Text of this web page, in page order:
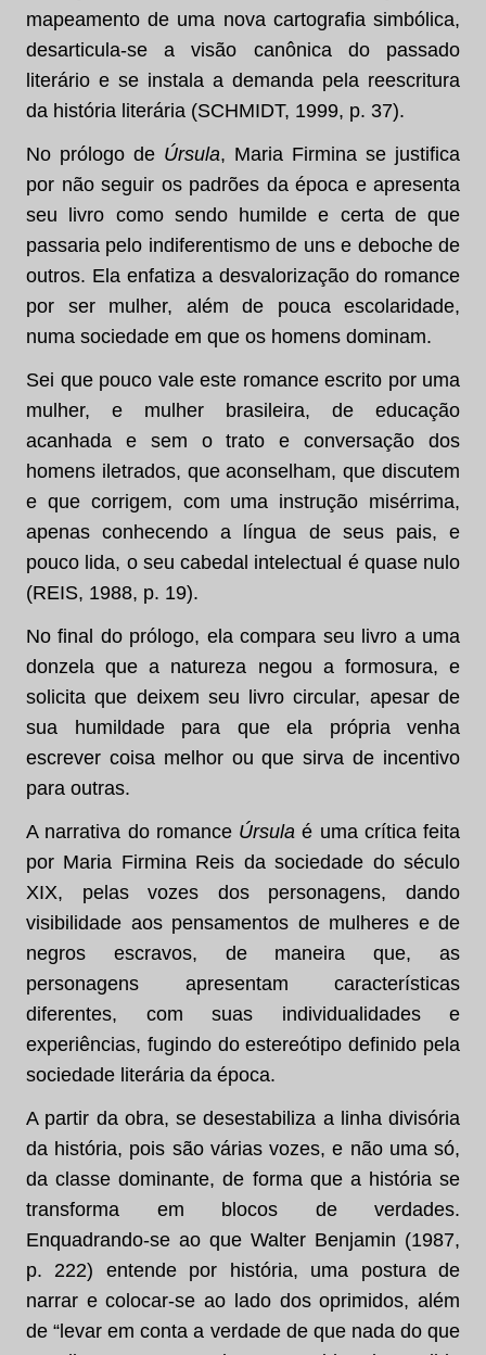
mapeamento de uma nova cartografia simbólica,
desarticula-se a visão canônica do passado
literário e se instala a demanda pela reescritura
da história literária (SCHMIDT, 1999, p. 37).
No prólogo de Úrsula, Maria Firmina se justifica
por não seguir os padrões da época e apresenta
seu livro como sendo humilde e certa de que
passaria pelo indiferentismo de uns e deboche de
outros. Ela enfatiza a desvalorização do romance
por ser mulher, além de pouca escolaridade,
numa sociedade em que os homens dominam.
Sei que pouco vale este romance escrito por uma
mulher, e mulher brasileira, de educação
acanhada e sem o trato e conversação dos
homens iletrados, que aconselham, que discutem
e que corrigem, com uma instrução misérrima,
apenas conhecendo a língua de seus pais, e
pouco lida, o seu cabedal intelectual é quase nulo
(REIS, 1988, p. 19).
No final do prólogo, ela compara seu livro a uma
donzela que a natureza negou a formosura, e
solicita que deixem seu livro circular, apesar de
sua humildade para que ela própria venha
escrever coisa melhor ou que sirva de incentivo
para outras.
A narrativa do romance Úrsula é uma crítica feita
por Maria Firmina Reis da sociedade do século
XIX, pelas vozes dos personagens, dando
visibilidade aos pensamentos de mulheres e de
negros escravos, de maneira que, as
personagens apresentam características
diferentes, com suas individualidades e
experiências, fugindo do estereótipo definido pela
sociedade literária da época.
A partir da obra, se desestabiliza a linha divisória
da história, pois são várias vozes, e não uma só,
da classe dominante, de forma que a história se
transforma em blocos de verdades.
Enquadrando-se ao que Walter Benjamin (1987,
p. 222) entende por história, uma postura de
narrar e colocar-se ao lado dos oprimidos, além
de “levar em conta a verdade de que nada do que